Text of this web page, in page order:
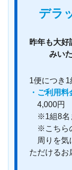
デラ
昨年も大好
みい
1便につき1
・ご利用料
4,000円
※1組8名
※こちら
周りを気
ただけるお